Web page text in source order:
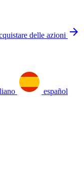
delle azioni arrow_forward
español